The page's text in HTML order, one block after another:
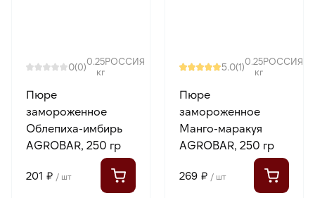
0(0)0.25
кг
РОССИЯ
Пюре
замороженное
Облепиха-имбирь
AGROBAR, 250 гр
201 ₽ / шт
5.0(1)0.25
кг
РОССИЯ
Пюре
замороженное
Манго-маракуя
AGROBAR, 250 гр
269 ₽ / шт